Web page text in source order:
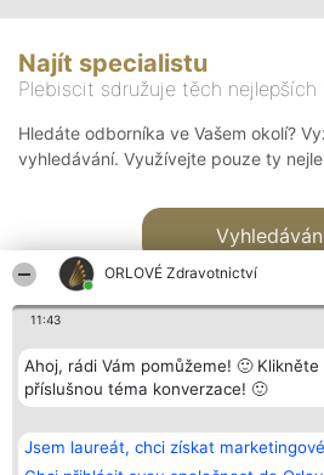
ORLOVÉ Zdravotnictví
11:43
Ahoj, rádi Vám pomůžeme! 🙂 Klikněte
příslušnou téma konverzace! 🙂
Jsem laureát, chci získat
Najít specialistu
Plebiscit sdružuje těch nejlepších
Hledáte odborníka ve Vašem okolí?
vyhledávání. Využívejte pouze ty
Bright Side Solutions sp. z o.
o. sp. k.
ul. Ruska 22
Vítězové
Seznam všech
laureátů